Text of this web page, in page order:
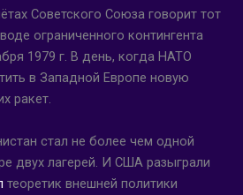
Советского Союза говорит тот
ограниченного контингента
1979 г. В день, когда НАТО
в Западной Европе новую
ракет.
стал не более чем одной
двух лагерей. И США разыграли
теоретик внешней политики